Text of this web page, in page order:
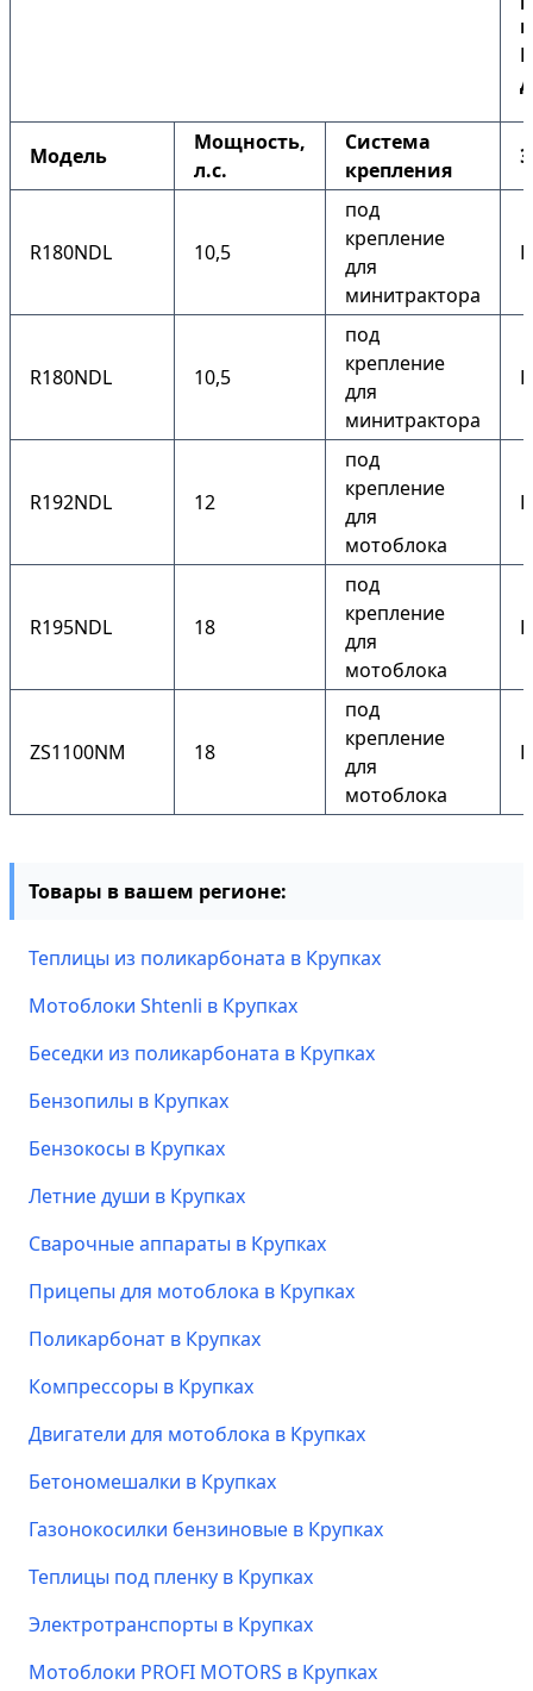
Модель
Мощность,
л.с.
Система
крепления
R180NDL 10,5
под
крепление
для
минитрактора
R180NDL 10,5
под
крепление
для
минитрактора
R192NDL 12
под
крепление
для
мотоблока
R195NDL 18
под
крепление
для
мотоблока
ZS1100NM 18
под
крепление
для
мотоблока
Товары в вашем регионе:
Теплицы из поликарбоната в Крупках
Мотоблоки Shtenli в Крупках
Беседки из поликарбоната в Крупках
Бензопилы в Крупках
Бензокосы в Крупках
Летние души в Крупках
Сварочные аппараты в Крупках
Прицепы для мотоблока в Крупках
Поликарбонат в Крупках
Компрессоры в Крупках
Двигатели для мотоблока в Крупках
Бетономешалки в Крупках
Газонокосилки бензиновые в Крупках
Теплицы под пленку в Крупках
Электротранспорты в Крупках
Мотоблоки PROFI MOTORS в Крупках